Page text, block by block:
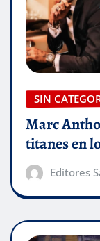
SIN
Marc
titanes en
Editores